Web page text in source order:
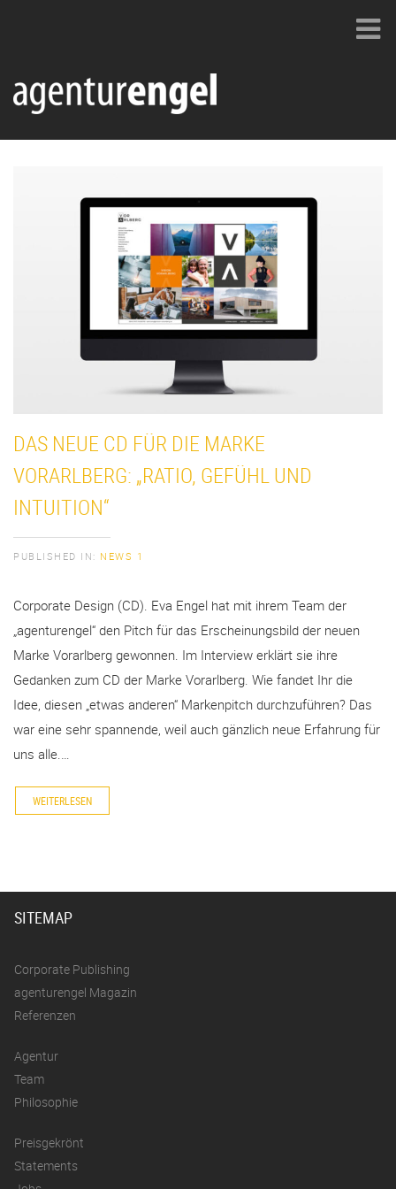
DAS NEUE CD FÜR DIE MARKE
VORARLBERG: „RATIO, GEFÜHL UND
INTUITION“
PUBLISHED IN: NEWS 1
Corporate Design (CD). Eva Engel hat mit ihrem Team der
„agenturengel“ den Pitch für das Erscheinungsbild der neuen
Marke Vorarlberg gewonnen. Im Interview erklärt sie ihre
Gedanken zum CD der Marke Vorarlberg. Wie fandet Ihr die
Idee, diesen „etwas anderen“ Markenpitch durchzuführen? Das
war eine sehr spannende, weil auch gänzlich neue Erfahrung für
uns alle.…
WEITERLESEN
SITEMAP
Corporate Publishing
agenturengel Magazin
Referenzen
Agentur
Team
Philosophie
Preisgekrönt
Statements